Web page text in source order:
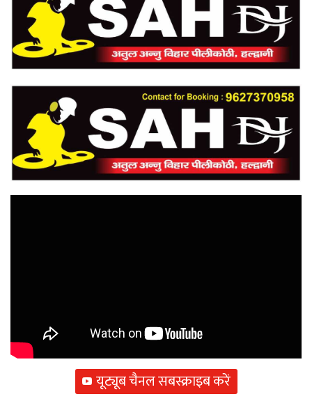
यूट्यूब चैनल सबस्क्राइब करें